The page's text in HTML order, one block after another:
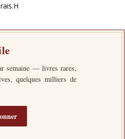
semaine — livres rares,
quelques milliers de